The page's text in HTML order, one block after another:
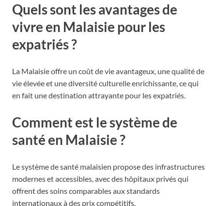
Quels sont les avantages de
vivre en Malaisie pour les
expatriés ?
La Malaisie offre un coût de vie avantageux, une qualité de
vie élevée et une diversité culturelle enrichissante, ce qui
en fait une destination attrayante pour les expatriés.
Comment est le système de
santé en Malaisie ?
Le système de santé malaisien propose des infrastructures
modernes et accessibles, avec des hôpitaux privés qui
offrent des soins comparables aux standards
internationaux à des prix compétitifs.